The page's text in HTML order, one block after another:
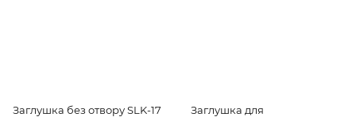
Заглушка без отвору SLK-17
Заглушка для